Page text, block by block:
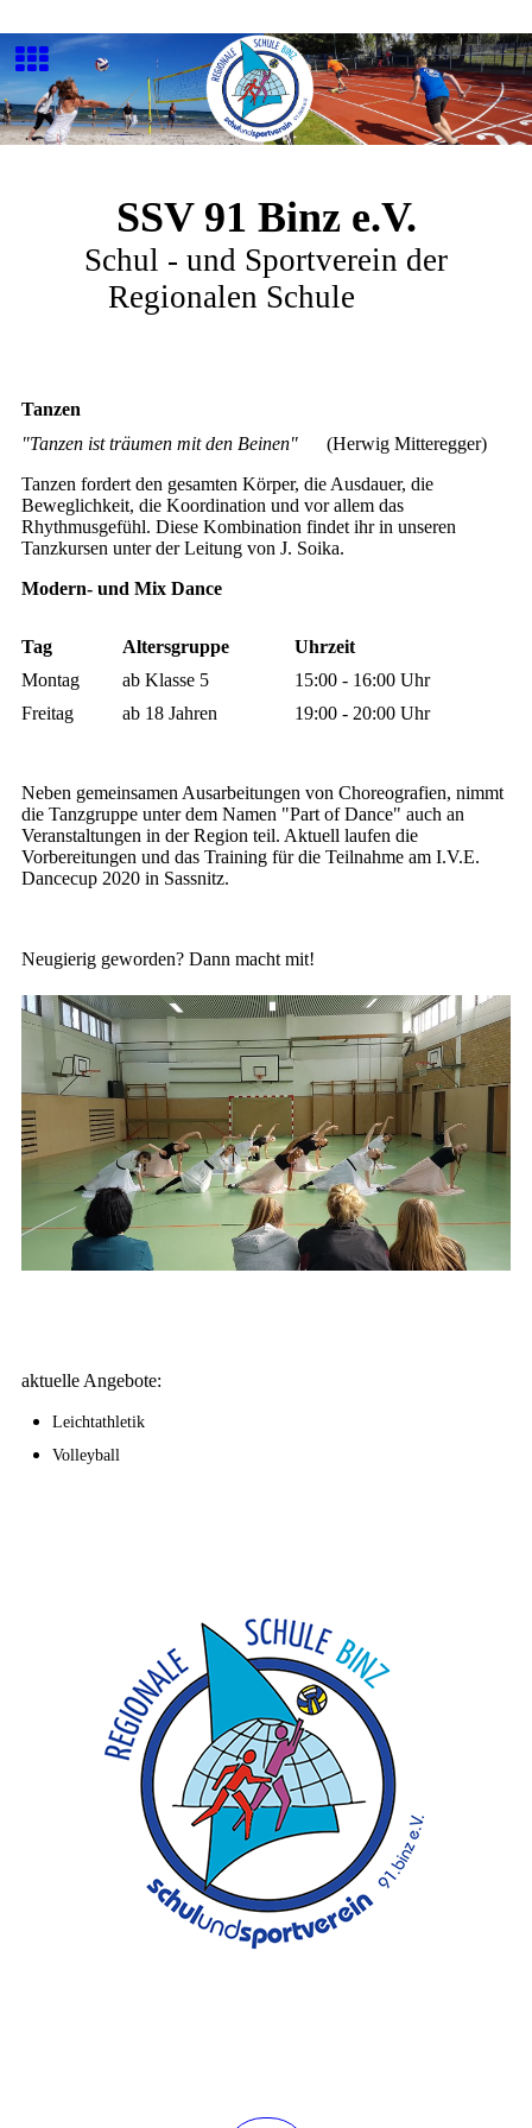
SSV 91 Binz e.V.
Schul - und Sportverein der
Regionalen Schule
Tanzen
"Tanzen ist träumen mit den Beinen"
(Herwig Mitteregger)
Tanzen fordert den gesamten Körper, die Ausdauer, die
Beweglichkeit, die Koordination und vor allem das
Rhythmusgefühl. Diese Kombination findet ihr in unseren
Tanzkursen unter der Leitung von J. Soika.
Modern- und Mix Dance
Tag Altersgruppe
Uhrzeit
Montag
ab Klasse 5
15:00 - 16:00 Uhr
Freitag
ab 18 Jahren 19:00 - 20:00 Uhr
Neben gemeinsamen Ausarbeitungen von Choreografien, nimmt
die Tanzgruppe unter dem Namen "Part of Dance" auch an
Veranstaltungen in der Region teil. Aktuell laufen die
Vorbereitungen und das Training für die Teilnahme am I.V.E.
Dancecup 2020 in Sassnitz.
Neugierig geworden? Dann macht mit!
aktuelle Angebote:
Leichtathletik
Volleyball